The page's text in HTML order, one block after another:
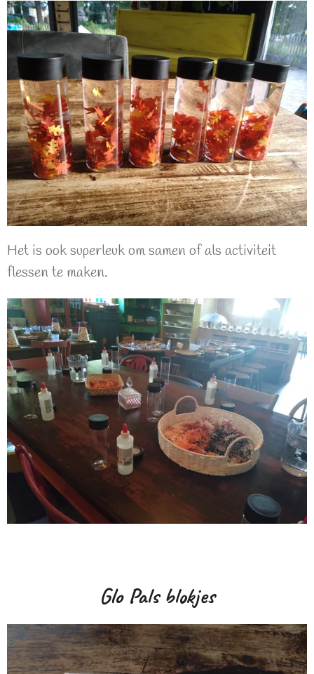
Het is ook superleuk om samen of als activiteit
flessen te maken.
Glo Pals blokjes